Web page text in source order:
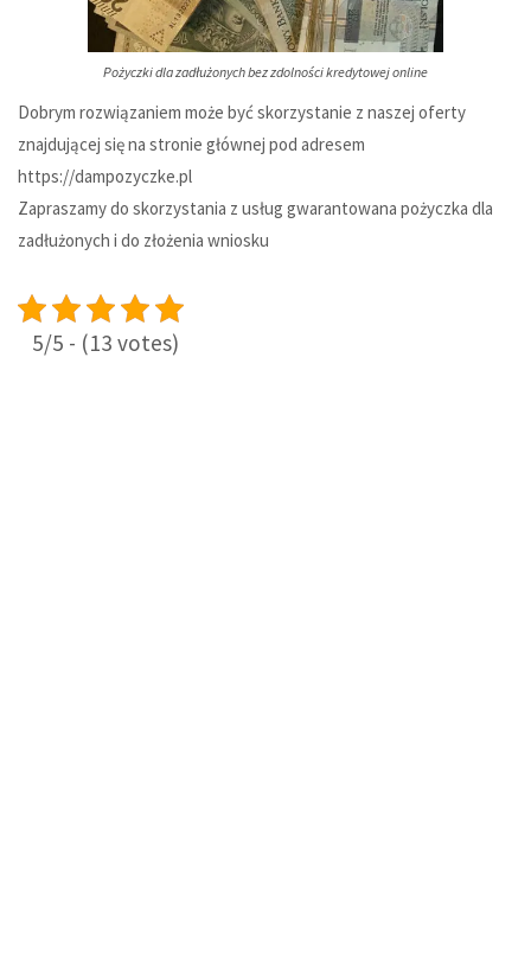
Pożyczki dla zadłużonych bez zdolności kredytowej online
Dobrym rozwiązaniem może być skorzystanie z naszej oferty
znajdującej się na stronie głównej pod adresem
https://dampozyczke.pl
Zapraszamy do skorzystania z usług gwarantowana pożyczka dla
zadłużonych i do złożenia wniosku
5/5 - (13 votes)